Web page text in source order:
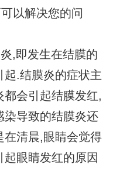
以解决您的问
,即发生在结膜的
起.结膜炎的症状主
会引起结膜发红,
染导致的结膜炎还
在清晨,眼睛会觉得
眼睛发红的原因